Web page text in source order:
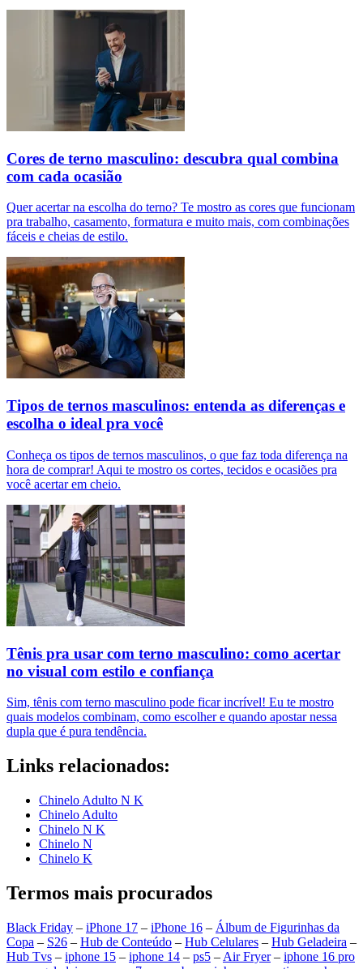
Cores de terno masculino: descubra qual combina
com cada ocasião
Quer acertar na escolha do terno? Te mostro as cores que funcionam
pra trabalho, casamento, formatura e muito mais, com combinações
fáceis e cheias de estilo.
Tipos de ternos masculinos: entenda as diferenças e
escolha o ideal pra você
Conheça os tipos de ternos masculinos, o que faz toda diferença na
hora de comprar! Aqui te mostro os cortes, tecidos e ocasiões pra
você acertar em cheio.
Tênis pra usar com terno masculino: como acertar
no visual com estilo e confiança
Sim, tênis com terno masculino pode ficar incrível! Eu te mostro
quais modelos combinam, como escolher e quando apostar nessa
dupla que é pura tendência.
Links relacionados:
Chinelo Adulto N K
Chinelo Adulto
Chinelo N K
Chinelo N
Chinelo K
Termos mais procurados
Black Friday – iPhone 17 – iPhone 16 – Álbum de Figurinhas da
Copa – S26 – Hub de Conteúdo – Hub Celulares – Hub Geladeira –
Hub Tvs – iphone 15 – iphone 14 – ps5 – Air Fryer– iphone 16 pro